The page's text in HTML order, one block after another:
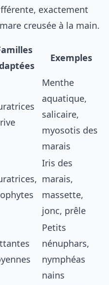
exactement
creusée à la main.
Exemples
Menthe
aquatique,
salicaire,
myosotis des
marais
Iris des
marais,
massette,
jonc, prêle
Petits
nénuphars,
nymphéas
nains